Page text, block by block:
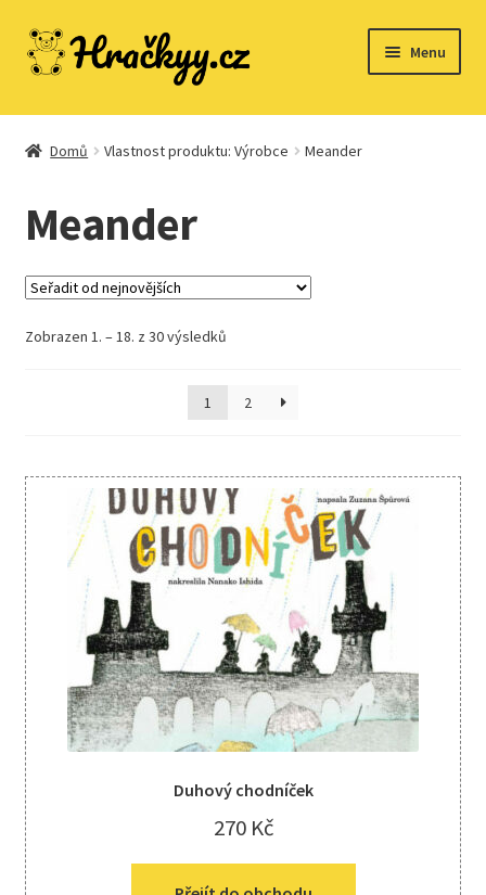
Přeskočit
na
Přejít
k
webu
Menu
Dřevěné hračky
Kreativní tvoření
Expand
child
menu
Domů Vlastnost produktu: Výrobce Meander
Meander
Zobrazen 1. – 18. z 30 výsledků
1 2
Duhový chodníček
270 Kč